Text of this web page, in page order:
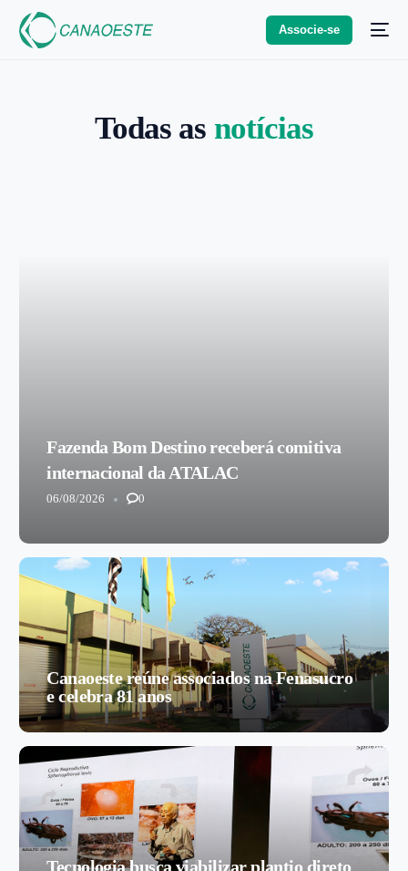
Associe-se
Todas as notícias
Fazenda Bom Destino receberá comitiva
internacional da ATALAC
06/08/2026 0
Canaoeste reúne associados na Fenasucro
e celebra 81 anos
Tecnologia busca viabilizar plantio direto